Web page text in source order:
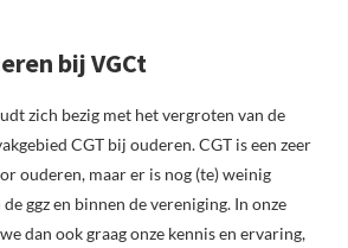
bij VGCt
zich bezig met het vergroten van de
CGT bij ouderen. CGT is een zeer
ouderen, maar er is nog (te) weinig
ggz en binnen de vereniging. In onze
dan ook graag onze kennis en ervaring,